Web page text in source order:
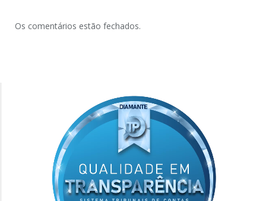
Os comentários estão fechados.